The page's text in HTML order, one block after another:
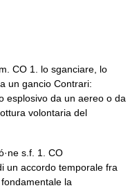
CO 1. lo sganciare, lo
un gancio Contrari:
esplosivo da un aereo o da
volontaria del
s.f. 1. CO
un accordo temporale fra
la